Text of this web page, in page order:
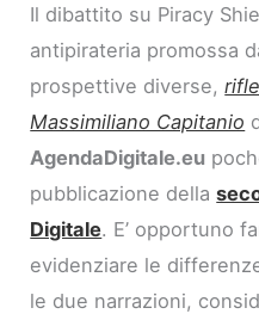
Il dibattito su Piracy
antipirateria promossa
prospettive diverse,
Massimiliano Capitanio
AgendaDigitale.eu
pubblicazione della
Digitale. E’ opportuno
evidenziare le
le due narrazioni,